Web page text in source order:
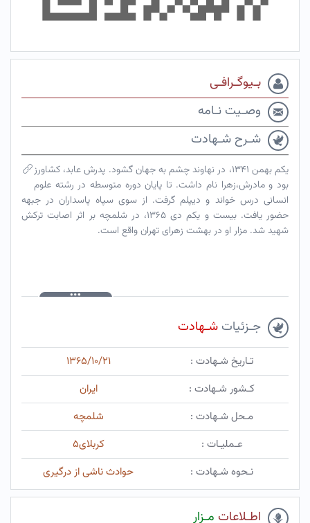
بـیوگـرافـی
وصـیت نـامه
شـرح شـهادت
یکم بهمن ۱۳۴۱، در نهاوند چشم به جهان گشود. پدرش عابد، کشاورز
بود و مادرش،زهرا نام داشت. تا پایان دوره متوسطه در رشته علوم
انسانی درس خواند و دیپلم گرفت. از سوی سپاه پاسداران در جبهه
حضور یافت. بیست و یکم دی ۱۳۶۵، در شلمچه بر اثر اصابت ترکش
شهید شد. مزار او در بهشت زهرای تهران واقع است.
جـزئیات شـهادت
تـاریخ شـهادت :
۱۳۶۵/۱۰/۲۱
کـشور شـهادت :
ایران
مـحل شـهادت :
شلمچه
عـملیـات :
کربلای۵
نـحوه شـهادت :
حوادث ناشی از درگیری
اطـلاعات مـزار